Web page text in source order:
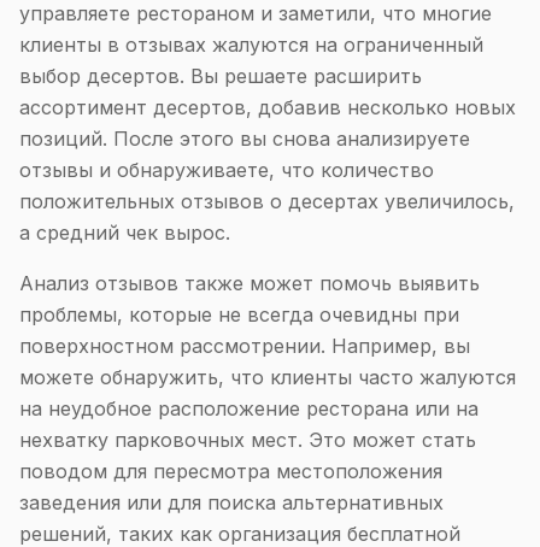
управляете рестораном и заметили, что многие
клиенты в отзывах жалуются на ограниченный
выбор десертов. Вы решаете расширить
ассортимент десертов, добавив несколько новых
позиций. После этого вы снова анализируете
отзывы и обнаруживаете, что количество
положительных отзывов о десертах увеличилось,
а средний чек вырос.
Анализ отзывов также может помочь выявить
проблемы, которые не всегда очевидны при
поверхностном рассмотрении. Например, вы
можете обнаружить, что клиенты часто жалуются
на неудобное расположение ресторана или на
нехватку парковочных мест. Это может стать
поводом для пересмотра местоположения
заведения или для поиска альтернативных
решений, таких как организация бесплатной